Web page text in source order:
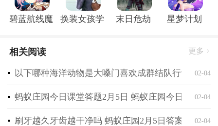
忆。为了旅游回忆，她决定去日本。
2、数十种不同类型的男主在等着你的相遇，开启你们
3、让你享受不同的生活，在这个虚拟的世界里开始新
碧蓝航线魔改r18全套补丁破解版
换装女孩学校 末日危劫 星梦计划
相关阅读 更多
以下哪种海洋动物是大嗓门喜欢成群结队行动 神奇
02-04
蚂蚁庄园今日课堂答题2月5日 蚂蚁庄园今日课堂答
02-04
刷牙越久牙齿越干净吗 蚂蚁庄园2月5日答案最新02-04